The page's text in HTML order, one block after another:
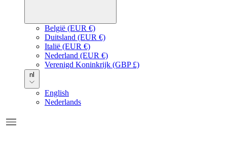
België (EUR €)
Duitsland (EUR €)
Italië (EUR €)
Nederland (EUR €)
Verenigd Koninkrijk (GBP £)
nl
English
Nederlands